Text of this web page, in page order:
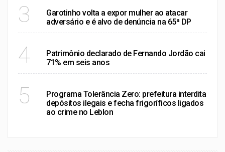
3
Garotinho volta a expor mulher ao atacar
adversário e é alvo de denúncia na 65ª DP
4
Patrimônio declarado de Fernando Jordão cai
71% em seis anos
5
Programa Tolerância Zero: prefeitura interdita
depósitos ilegais e fecha frigoríficos ligados
ao crime no Leblon